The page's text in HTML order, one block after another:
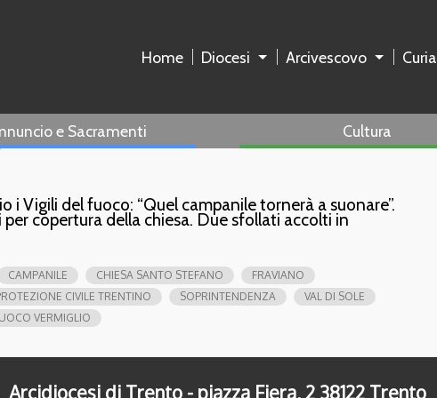
Home Diocesi Arcivescovo Curia
e Sacramenti Cultura
i Vigili del fuoco: “Quel campanile tornerà a suonare”.
copertura della chiesa. Due sfollati accolti in
CAMPANILE CHIESA SANTO STEFANO
FRAVIANO
CIVILE TRENTINO SOPRINTENDENZA
VAL DI SOLE
VERMIGLIO
Arcidiocesi di Trento - piazza Fiera, 2 38122 Trento